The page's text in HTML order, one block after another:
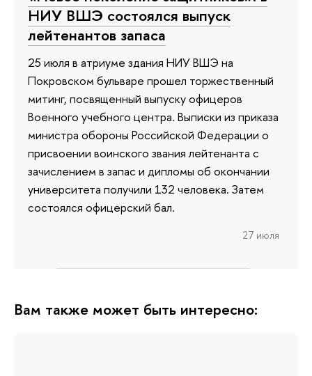
НИУ ВШЭ состоялся выпуск
лейтенантов запаса
25 июля в атриуме здания НИУ ВШЭ на
Покровском бульваре прошел торжественный
митинг, посвященный выпуску офицеров
Военного учебного центра. Выписки из приказа
министра обороны Российской Федерации о
присвоении воинского звания лейтенанта с
зачислением в запас и дипломы об окончании
университета получили 132 человека. Затем
состоялся офицерский бал.
27 июля
Вам также может быть интересно: